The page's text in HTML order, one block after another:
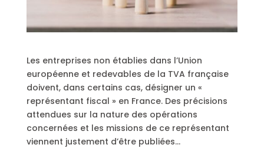
Les entreprises non établies dans l’Union
européenne et redevables de la TVA française
doivent, dans certains cas, désigner un «
représentant fiscal » en France. Des précisions
attendues sur la nature des opérations
concernées et les missions de ce représentant
viennent justement d’être publiées…